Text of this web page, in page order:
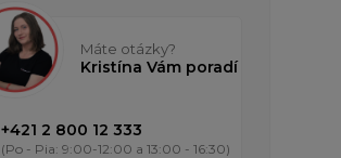
Máte otázky?
Kristína Vám poradí
+421 2 800 12 333
(Po - Pia: 9:00-12:00 a 13:00 - 16:30)